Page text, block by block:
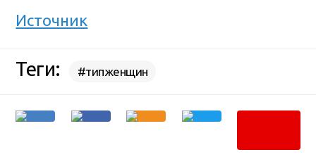
Источник
Теги: #типженщин